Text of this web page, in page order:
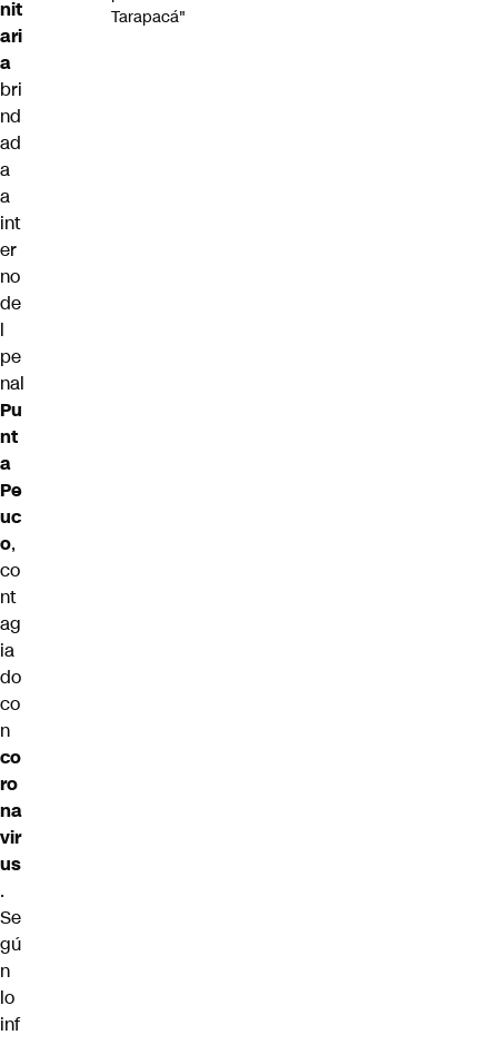
nit
ari
a
bri
nd
ad
a
a
int
er
no
de
l
pe
nal
Pu
nt
a
Pe
uc
o,
co
nt
ag
ia
do
co
n
co
ro
na
vir
us
.
Se
gú
n
lo
inf
Tarapacá"